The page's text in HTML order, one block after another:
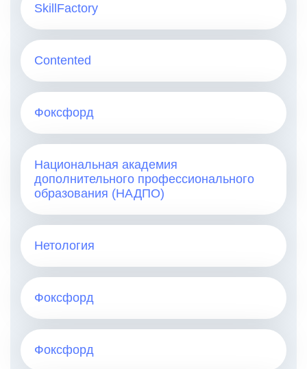
SkillFactory
Contented
Фоксфорд
Национальная академия
дополнительного профессионального
образования (НАДПО)
Нетология
Фоксфорд
Фоксфорд